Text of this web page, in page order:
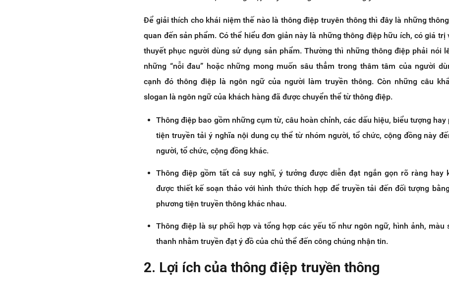
Để giải thích cho khái niệm thế nào là thông điệp truyên thông thì đây là những
quan đến sản phẩm. Có thể hiểu đơn giản này là những thông điệp hữu ích, có giá trị
thuyết phục người dùng sử dụng sản phẩm. Thường thì những thông điệp phải nói
những “nỗi đau” hoặc những mong muốn sâu thẳm trong thâm tâm của người
cạnh đó thông điệp là ngôn ngữ của người làm truyền thông. Còn những câu
slogan là ngôn ngữ của khách hàng đã được chuyển thể từ thông điệp.
Thông điệp bao gồm những cụm từ, câu hoàn chỉnh, các dấu hiệu, biểu tượng hay
tiện truyền tải ý nghĩa nội dung cụ thể từ nhóm người, tổ chức, cộng đồng này
người, tổ chức, cộng đồng khác.
Thông điệp gồm tất cả suy nghĩ, ý tưởng được diễn đạt ngắn gọn rõ ràng hay
được thiết kế soạn thảo với hình thức thích hợp để truyền tải đến đối tượng
phương tiện truyền thông khác nhau.
Thông điệp là sự phối hợp và tổng hợp các yếu tố như ngôn ngữ, hình ảnh, màu
thanh nhằm truyền đạt ý đồ của chủ thể đến công chúng nhận tin.
2. Lợi ích của thông điệp truyền thông